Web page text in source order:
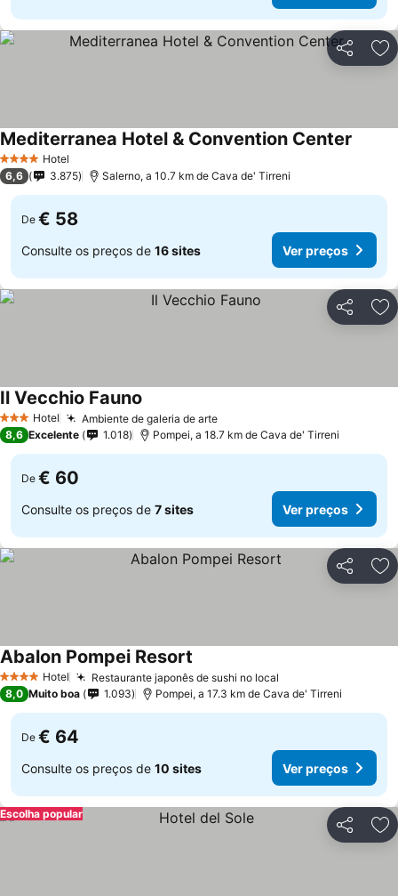
Partilhar
4 EstrelasHotel
Mediterranea Hotel & Convention Center
6,6 3.875 Salerno, a 10.7 km de Cava de' Tirreni
De € 58
Consulte os preços de 16 sites Ver preços
Partilhar
3 EstrelasHotel Ambiente de galeria de arteVer preços
Il Vecchio Fauno
8,6 Excelente 1.018 Pompei, a 18.7 km de Cava de' Tirreni
De € 60
Consulte os preços de 7 sites Ver preços
Partilhar
4 EstrelasHotel Restaurante japonês de sushi no local
Abalon Pompei Resort
8,0 Muito boa 1.093 Pompei, a 17.3 km de Cava de' Tirreni
De € 64
Consulte os preços de 10 sites Ver preços
Partilhar
Escolha popular